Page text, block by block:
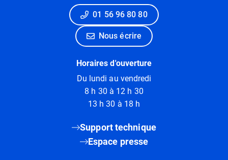
01 56 96 80 80
Nous écrire
Horaires d'ouverture
Du lundi au vendredi
8 h 30 à 12 h 30
13 h 30 à 18 h
Support technique
Espace presse